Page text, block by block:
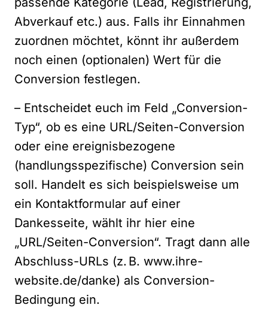
Abverkauf etc.) aus. Falls ihr Einnahmen
zuordnen möchtet, könnt ihr außerdem
noch einen (optionalen) Wert für die
Conversion festlegen.
– Entscheidet euch im Feld „Conversion-
Typ“, ob es eine URL/Seiten-Conversion
oder eine ereignisbezogene
(handlungsspezifische) Conversion sein
soll. Handelt es sich beispielsweise um
ein Kontaktformular auf einer
Dankesseite, wählt ihr hier eine
„URL/Seiten-Conversion“. Tragt dann alle
Abschluss-URLs (z. B. www.ihre-
website.de/danke) als Conversion-
Bedingung ein.